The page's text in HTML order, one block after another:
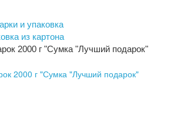
и упаковка
из картона
2000 г "Сумка "Лучший подарок"